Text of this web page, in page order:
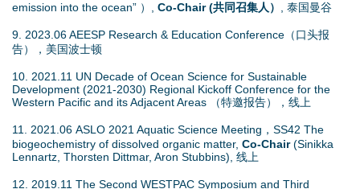
emission into the ocean” ）, Co-Chair (共同召集人） , 泰国曼谷
9. 2023.06 AEESP Research & Education Conference（口头报
告），美国波士顿
10. 2021.11 UN Decade of Ocean Science for Sustainable
Development (2021-2030) Regional Kickoff Conference for the
Western Pacific and its Adjacent Areas （特邀报告），线上
11. 2021.06 ASLO 2021 Aquatic Science Meeting，SS42 The
biogeochemistry of dissolved organic matter, Co-Chair(Sinikka
Lennartz, Thorsten Dittmar, Aron Stubbins), 线上
12. 2019.11 The Second WESTPAC Symposium and Third